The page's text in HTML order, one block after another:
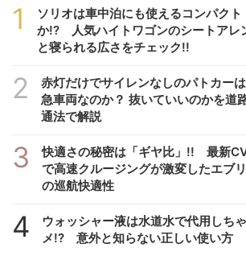
1
ソリオは車中泊にも使えるコンパクト
か!? 人気ハイトワゴンのシートアレ
と寝られる広さをチェック!!
2
赤灯だけでサイレンなしのパトカー
急車両なのか？ 抜いていいのかを道
通法で解説
3
快適さの秘密は「ギヤ比」!! 最新
で高速クルージングが激変したエブ
の巡航快適性
4
ウォッシャー液は水道水で代用しち
メ!? 意外と知らない正しい使い方